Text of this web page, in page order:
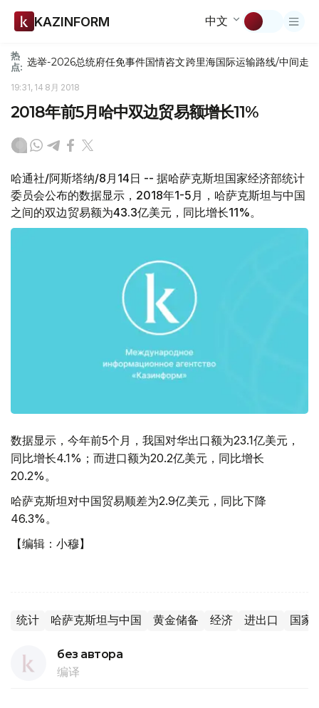
KAZINFORM 中文
热
点: 选举-2026总统府任免事件国情咨文跨里海国际运输路线/中间走廊
19:31, 14 8月 2018
2018年前5月哈中双边贸易额增长11%
哈通社/阿斯塔纳/8月14日 -- 据哈萨克斯坦国家经济部统计
委员会公布的数据显示，2018年1-5月，哈萨克斯坦与中国
之间的双边贸易额为43.3亿美元，同比增长11%。
数据显示，今年前5个月，我国对华出口额为23.1亿美元，
同比增长4.1%；而进口额为20.2亿美元，同比增长
20.2%。
哈萨克斯坦对中国贸易顺差为2.9亿美元，同比下降
46.3%。
【编辑：小穆】
统计 哈萨克斯坦与中国 黄金储备 经济 进出口 国家
без автора
编译